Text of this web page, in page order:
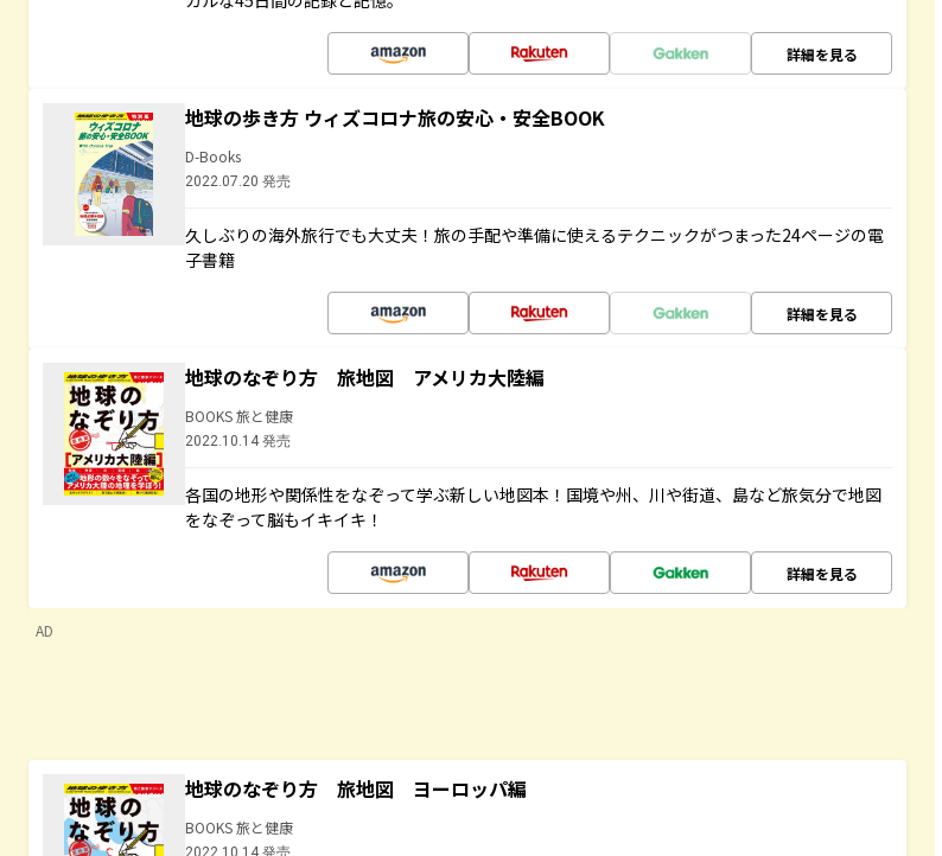
詳細を見る
地球の歩き方 ウィズコロナ旅の安心・安全BOOK
D-Books
2022.07.20 発売
久しぶりの海外旅行でも大丈夫！旅の手配や準備に使えるテクニックがつまった24ページの電
子書籍
詳細を見る
地球のなぞり方 旅地図 アメリカ大陸編
BOOKS 旅と健康
2022.10.14 発売
各国の地形や関係性をなぞって学ぶ新しい地図本！国境や州、川や街道、島など旅気分で地図
をなぞって脳もイキイキ！
詳細を見る
AD
地球のなぞり方 旅地図 ヨーロッパ編
BOOKS 旅と健康
2022.10.14 発売